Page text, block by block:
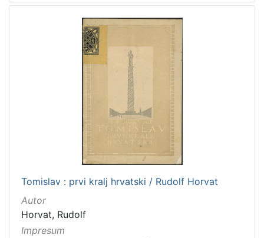
Tomislav : prvi kralj hrvatski / Rudolf Horvat
Autor
Horvat, Rudolf
Impresum